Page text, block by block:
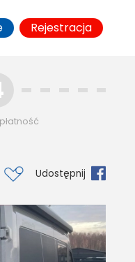
Rejestracja
Udostępnij